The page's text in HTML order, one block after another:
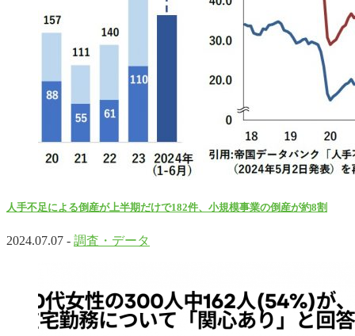
人手不足による倒産が上半期だけで182件、小規模事業の倒産が約8割
2024.07.07 - 調査・データ